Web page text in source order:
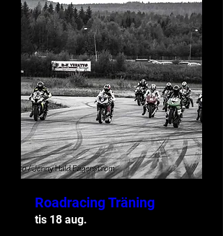
Roadracing Träning
tis 18 aug.